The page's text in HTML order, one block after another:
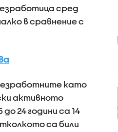
сред
в сравнение с
като
активното
24 години са 14
са били